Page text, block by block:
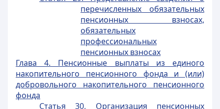
перечисленных обязательных
пенсионных взносах,
обязательных
профессиональных
пенсионных взносах
Глава 4. Пенсионные выплаты из единого
накопительного пенсионного фонда и (или)
добровольного накопительного пенсионного
фонда
Статья 30. Организация пенсионных